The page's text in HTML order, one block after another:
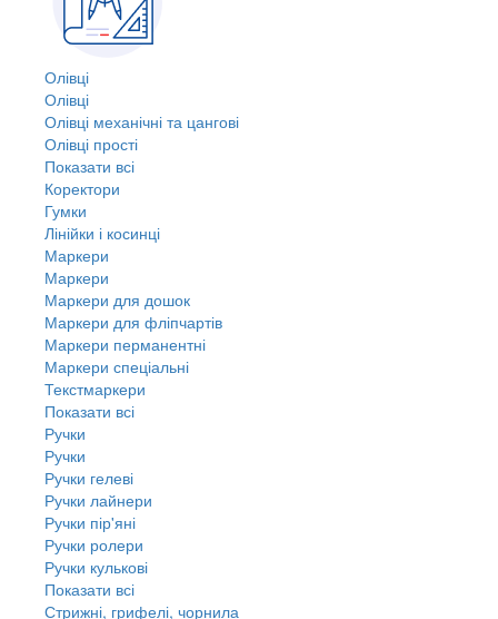
Олівці
Олівці
Олівці механічні та цангові
Олівці прості
Показати всі
Коректори
Гумки
Лінійки і косинці
Маркери
Маркери
Маркери для дошок
Маркери для фліпчартів
Маркери перманентні
Маркери спеціальні
Текстмаркери
Показати всі
Ручки
Ручки
Ручки гелеві
Ручки лайнери
Ручки пір'яні
Ручки ролери
Ручки кулькові
Показати всі
Стрижні, грифелі, чорнила